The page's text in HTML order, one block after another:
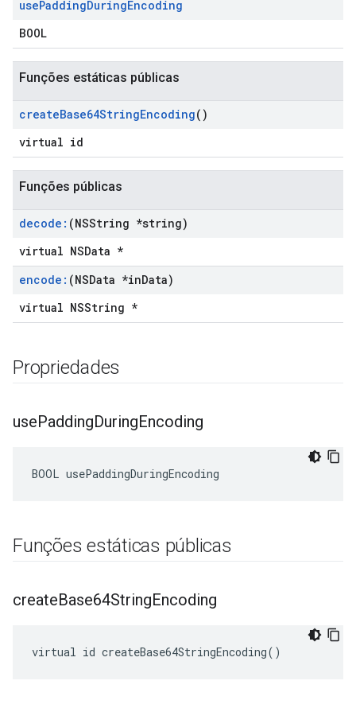
usePaddingDuringEncoding
BOOL
Funções estáticas públicas
createBase64StringEncoding()
virtual id
Funções públicas
decode: (NSString *string)
virtual NSData *
encode: (NSData *inData)
virtual NSString *
Propriedades
usePaddingDuringEncoding
BOOL usePaddingDuringEncoding
Funções estáticas públicas
createBase64StringEncoding
virtual id createBase64StringEncoding()